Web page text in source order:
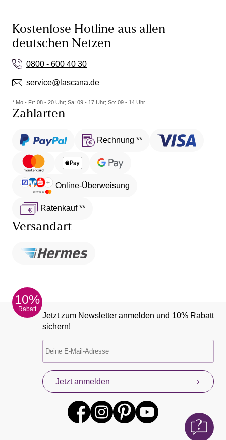
Kostenlose Hotline aus allen
deutschen Netzen
0800 - 600 40 30
service@lascana.de
* Mo - Fr: 08 - 20 Uhr; Sa: 09 - 17 Uhr; So: 09 - 14 Uhr.
Zahlarten
Rechnung **
Online-Überweisung
Ratenkauf **
Versandart
10%
Rabatt
Jetzt zum Newsletter anmelden und 10% Rabatt
sichern!
Jetzt anmelden